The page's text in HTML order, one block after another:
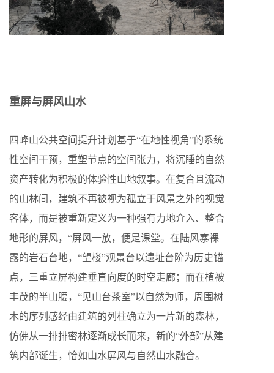
重屏与屏风山水
四峰山公共空间提升计划基于“在地性视角”的系统
性空间干预，重塑节点的空间张力，将沉睡的自然
资产转化为积极的体验性山地叙事。在复合且流动
的山林间，建筑不再被视为孤立于风景之外的视觉
客体，而是被重新定义为一种强有力地介入、整合
地形的屏风，“屏风一放，便是课堂。在陆风寨裸
露的岩石台地，“望楼”观景台以遗址台阶为历史锚
点，三重立屏构建垂直向度的时空走廊；而在植被
丰茂的半山腰，“见山台茶室”以自然为师，周围树
木的序列感经由建筑的列柱确立为一片新的森林，
仿佛从一排排密林逐渐成长而来，新的“外部”从建
筑内部诞生，恰如山水屏风与自然山水融合。